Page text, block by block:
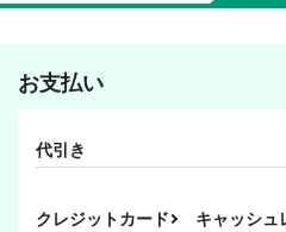
お支払い
代引き
クレジットカード キャッシュ